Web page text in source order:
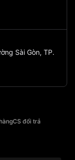
Sài Gòn, TP.
CS đổi trả